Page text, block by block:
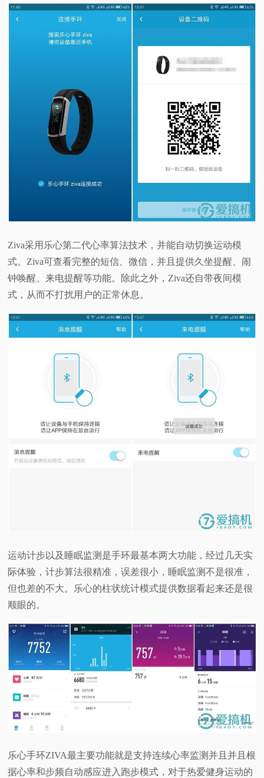
Ziva采用乐心第二代心率算法技术，并能自动切换运动模
式。Ziva可查看完整的短信、微信，并且提供久坐提醒、闹
钟唤醒、来电提醒等功能。除此之外，Ziva还自带夜间模
式，从而不打扰用户的正常休息。
运动计步以及睡眠监测是手环最基本两大功能，经过几天实
际体验，计步算法很精准，误差很小，睡眠监测不是很准，
但也差的不大。乐心的柱状统计模式提供数据看起来还是很
顺眼的。
乐心手环ZIVA最主要功能就是支持连续心率监测并且并且根
据心率和步频自动感应进入跑步模式，对于热爱健身运动的